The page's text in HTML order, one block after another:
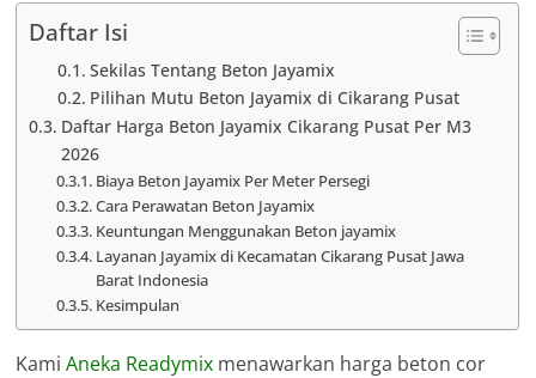
Daftar Isi
Sekilas Tentang Beton Jayamix
Pilihan Mutu Beton Jayamix di Cikarang Pusat
Daftar Harga Beton Jayamix Cikarang Pusat Per M3
2026
Biaya Beton Jayamix Per Meter Persegi
Cara Perawatan Beton Jayamix
Keuntungan Menggunakan Beton jayamix
Layanan Jayamix di Kecamatan Cikarang Pusat Jawa
Barat Indonesia
Kesimpulan
KamiAneka Readymix menawarkan harga beton cor